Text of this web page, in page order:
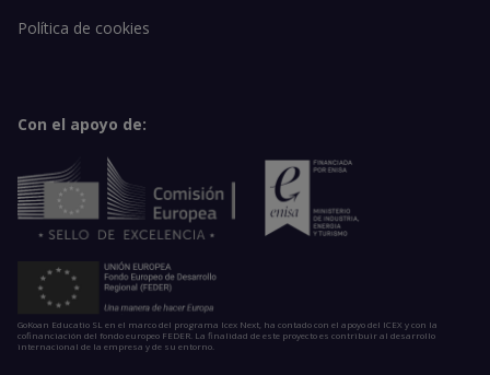
Política de cookies
Con el apoyo de:
GoKoan Educatio SL en el marco del programa Icex Next, ha contado con el apoyo del ICEX y con la
cofinanciación del fondo europeo FEDER. La finalidad de este proyecto es contribuir al desarrollo
internacional de la empresa y de su entorno.